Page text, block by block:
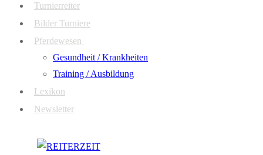
Turnierreiter
Bilder Turniere
Pferdewesen
Gesundheit / Krankheiten
Training / Ausbildung
Lexikon
Newsletter